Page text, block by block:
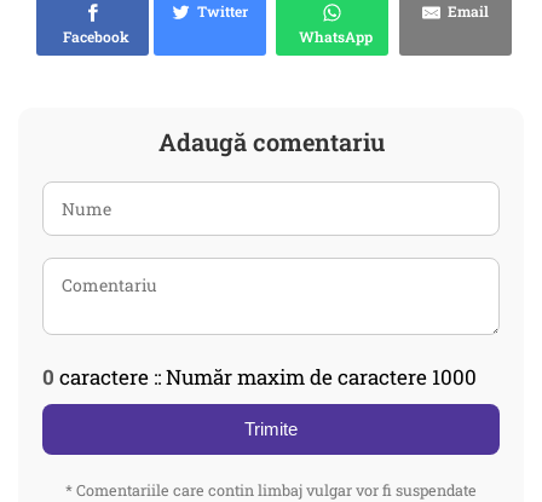
Facebook
Twitter
WhatsApp
Email
Adaugă comentariu
0 caractere :: Număr maxim de caractere 1000
Trimite
* Comentariile care contin limbaj vulgar vor fi suspendate